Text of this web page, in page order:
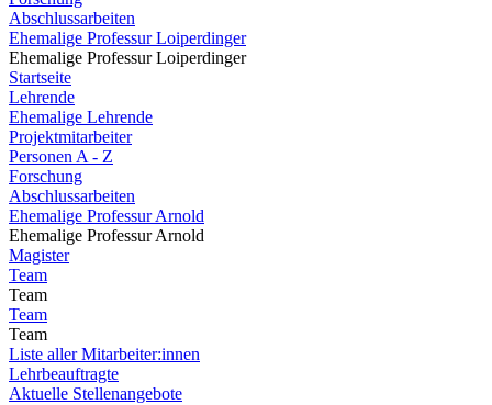
Abschlussarbeiten
Ehemalige Professur Loiperdinger
Ehemalige Professur Loiperdinger
Startseite
Lehrende
Ehemalige Lehrende
Projektmitarbeiter
Personen A - Z
Forschung
Abschlussarbeiten
Ehemalige Professur Arnold
Ehemalige Professur Arnold
Magister
Team
Team
Team
Team
Liste aller Mitarbeiter:innen
Lehrbeauftragte
Aktuelle Stellenangebote